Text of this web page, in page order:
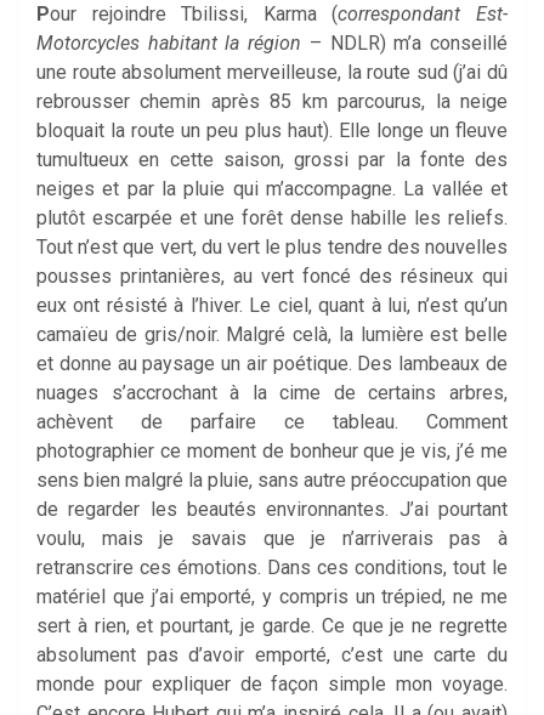
Pour rejoindre Tbilissi, Karma (correspondant Est-
Motorcycles habitant la région – NDLR) m’a conseillé
une route absolument merveilleuse, la route sud (j’ai dû
rebrousser chemin après 85 km parcourus, la neige
bloquait la route un peu plus haut). Elle longe un fleuve
tumultueux en cette saison, grossi par la fonte des
neiges et par la pluie qui m’accompagne. La vallée et
plutôt escarpée et une forêt dense habille les reliefs.
Tout n’est que vert, du vert le plus tendre des nouvelles
pousses printanières, au vert foncé des résineux qui
eux ont résisté à l’hiver. Le ciel, quant à lui, n’est qu’un
camaïeu de gris/noir. Malgré celà, la lumière est belle
et donne au paysage un air poétique. Des lambeaux de
nuages s’accrochant à la cime de certains arbres,
achèvent de parfaire ce tableau. Comment
photographier ce moment de bonheur que je vis, j’é me
sens bien malgré la pluie, sans autre préoccupation que
de regarder les beautés environnantes. J’ai pourtant
voulu, mais je savais que je n’arriverais pas à
retranscrire ces émotions. Dans ces conditions, tout le
matériel que j’ai emporté, y compris un trépied, ne me
sert à rien, et pourtant, je garde. Ce que je ne regrette
absolument pas d’avoir emporté, c’est une carte du
monde pour expliquer de façon simple mon voyage.